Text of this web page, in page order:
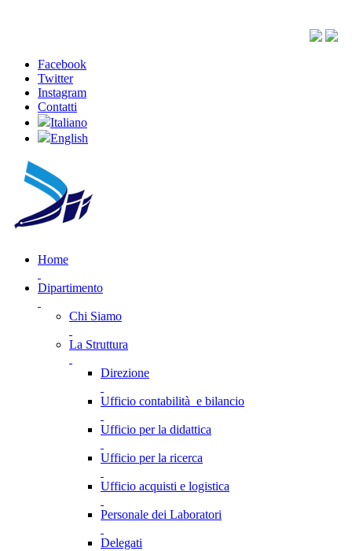
Facebook
Twitter
Instagram
Contatti
Italiano
English
Home
Dipartimento
Chi Siamo
La Struttura
Direzione
Ufficio contabilità e bilancio
Ufficio per la didattica
Ufficio per la ricerca
Ufficio acquisti e logistica
Personale dei Laboratori
Delegati